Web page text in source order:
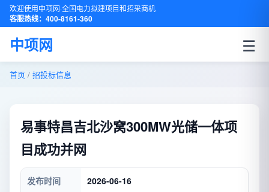
欢迎使用中项网·全国电力拟建项目和招采商机
客服热线：400-8161-360
中项网 ☰
首页 / 招投标信息
易事特昌吉北沙窝300MW光储一体项
目成功并网
发布时间 2026-06-16